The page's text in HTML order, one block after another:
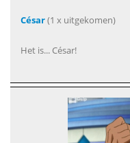
César(1 x uitgekomen)
Het is... César!